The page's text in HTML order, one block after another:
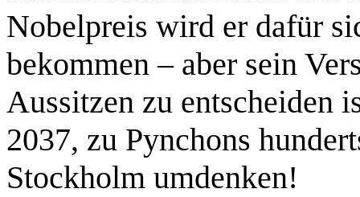
Nobelpreis wird er dafür
bekommen – aber sein
Aussitzen zu entscheiden
2037, zu Pynchons
Stockholm umdenken!